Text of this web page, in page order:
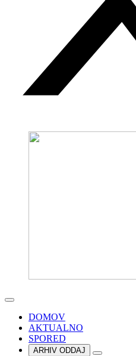
DOMOV
AKTUALNO
SPORED
ARHIV ODDAJ